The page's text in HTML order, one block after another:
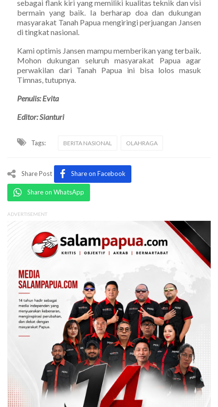
sebagai flank kiri yang memiliki kualitas teknik dan visi
bermain yang baik. Ia berharap doa dan dukungan
masyarakat Tanah Papua mengiringi perjuangan Jansen
di tingkat nasional.
Kami optimis Jansen mampu memberikan yang terbaik.
Mohon dukungan seluruh masyarakat Papua agar
perwakilan dari Tanah Papua ini bisa lolos masuk
Timnas, tutupnya.
Penulis: Evita
Editor: Sianturi
Tags: BERITA NASIONAL OLAHRAGA
Share Post Share on Facebook
Share on WhatsApp
ADVERTISEMENT